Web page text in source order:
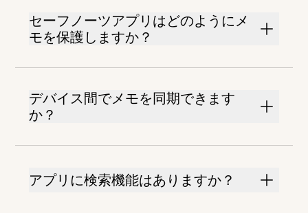
セーフノーツアプリはどのようにメ
モを保護しますか？
デバイス間でメモを同期できます
か？
アプリに検索機能はありますか？